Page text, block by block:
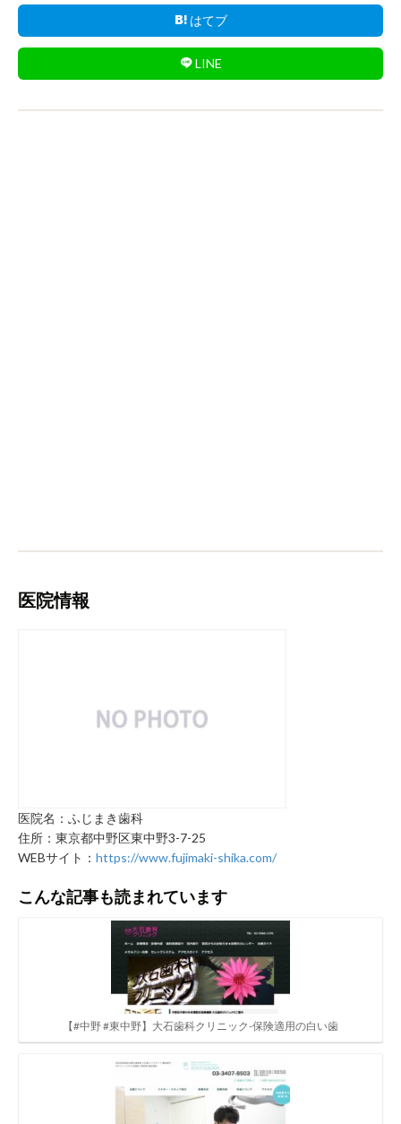
はてブ
LINE
医院情報
医院名：ふじまき歯科
住所：東京都中野区東中野3-7-25
WEBサイト： https://www.fujimaki-shika.com/
こんな記事も読まれています
【#中野 #東中野】大石歯科クリニック-保険適用の白い歯